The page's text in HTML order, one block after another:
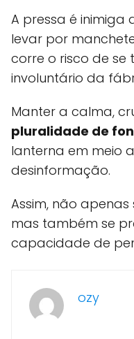
A pressa é inimiga
levar por
corre o risco de se
involuntário da
Manter a calma,
pluralidade de
lanterna em meio
desinformação.
Assim, não
mas também se
capacidade de
ozy